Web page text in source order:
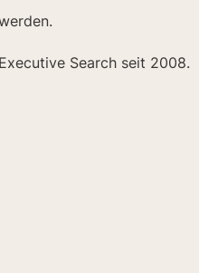
Search seit 2008.